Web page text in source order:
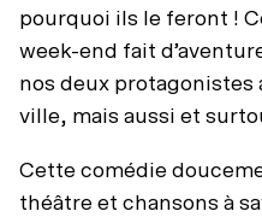
pourquoi ils le feront !
week-end fait
nos deux protagonistes
ville, mais aussi et
Cette comédie
théâtre et chansons à